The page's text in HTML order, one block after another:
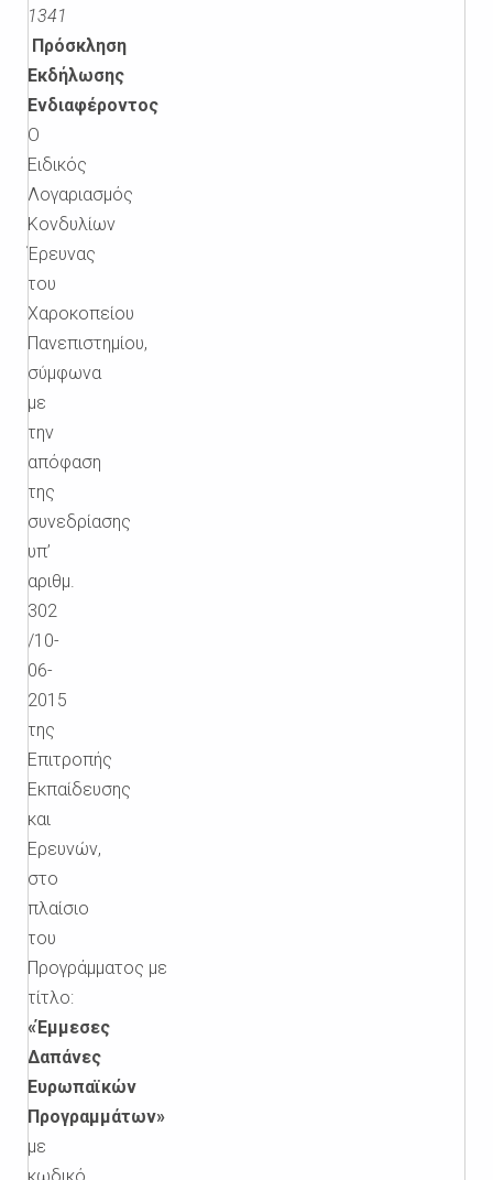
1341
Πρόσκληση
Εκδήλωσης
Ενδιαφέροντος
Ο
Ειδικός
Λογαριασμός
Κονδυλίων
Έρευνας
του
Χαροκοπείου
Πανεπιστημίου,
σύμφωνα
με
την
απόφαση
της
συνεδρίασης
υπ’
αριθμ.
302
/10-
06-
2015
της
Επιτροπής
Εκπαίδευσης
και
Ερευνών,
στο
πλαίσιο
του
Προγράμματος με
τίτλο:
«Έμμεσες
Δαπάνες
Ευρωπαϊκών
Προγραμμάτων»
με